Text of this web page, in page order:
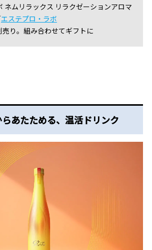
ネムリラックス リラクゼーションアロマ
エステプロ・ラボ
り。組み合わせてギフトに
あたためる、温活ドリンク